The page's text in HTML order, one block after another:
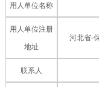
用人单位名称
用人单位注册
地址
河北省-
联系人